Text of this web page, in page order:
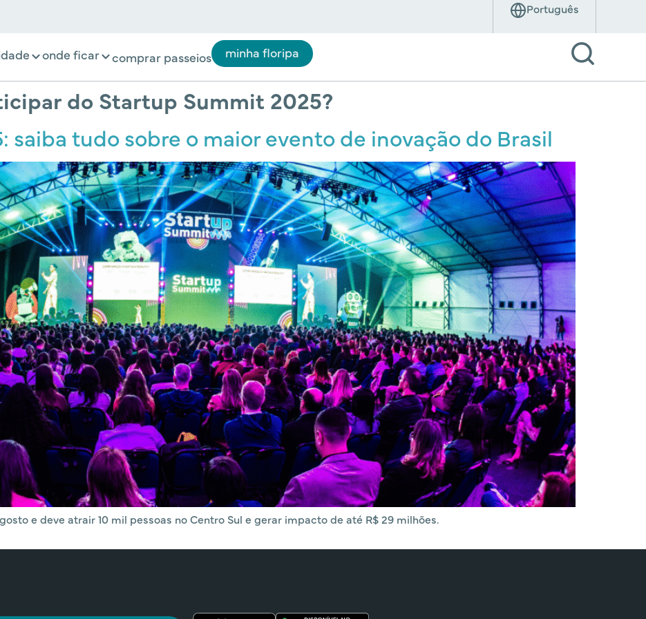
onde ficar comprar passeios minha floripa
do Startup Summit 2025?
saiba tudo sobre o maior evento de inovação do Brasil
e deve atrair 10 mil pessoas no Centro Sul e gerar impacto de até R$ 29 milhões.